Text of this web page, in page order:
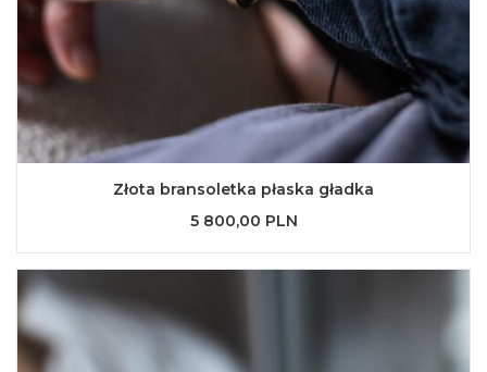
Złota bransoletka płaska gładka
5 800,00 PLN